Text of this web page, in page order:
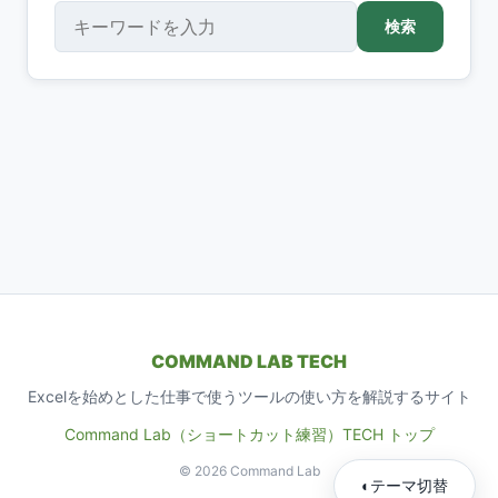
検索
COMMAND LAB TECH
Excelを始めとした仕事で使うツールの使い方を解説するサイト
Command Lab（ショートカット練習） TECH トップ
© 2026 Command Lab
◐ テーマ切替